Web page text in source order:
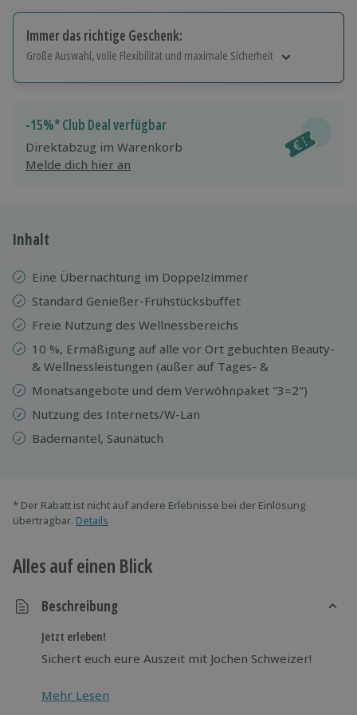
Immer das richtige Geschenk:
Große Auswahl, volle Flexibilität und maximale Sicherheit
Jeder Gutschein für alle Erlebnisse einlösbar.
Maximale Sicherheit
10 Jahre gültig & verlängerbar.
-15%* Club Deal verfügbar
Direktabzug im Warenkorb
Melde dich hier an
Inhalt
Eine Übernachtung im Doppelzimmer
Standard Genießer-Frühstücksbuffet
Freie Nutzung des Wellnessbereichs
10 %, Ermäßigung auf alle vor Ort gebuchten Beauty-
& Wellnessleistungen (außer auf Tages- &
Monatsangebote und dem Verwöhnpaket "3=2")
Nutzung des Internets/W-Lan
Bademantel, Saunatuch
* Der Rabatt ist nicht auf andere Erlebnisse bei der Einlösung
übertragbar. Details
Alles auf einen Blick
Beschreibung
Jetzt erleben!
Sichert euch eure Auszeit mit Jochen Schweizer!
Mehr Lesen